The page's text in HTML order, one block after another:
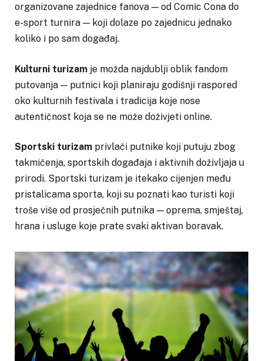
organizovane zajednice fanova — od Comic Cona do
e-sport turnira — koji dolaze po zajednicu jednako
koliko i po sam događaj.
Kulturni turizam je možda najdublji oblik fandom
putovanja — putnici koji planiraju godišnji raspored
oko kulturnih festivala i tradicija koje nose
autentičnost koja se ne može doživjeti online.
Sportski turizam privlači putnike koji putuju zbog
takmičenja, sportskih događaja i aktivnih doživljaja u
prirodi. Sportski turizam je itekako cijenjen među
pristalicama sporta, koji su poznati kao turisti koji
troše više od prosječnih putnika — oprema, smještaj,
hrana i usluge koje prate svaki aktivan boravak.